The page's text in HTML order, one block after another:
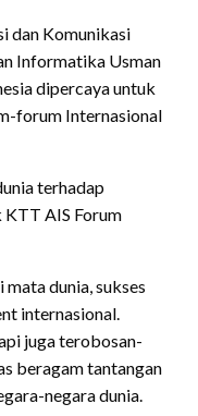
dan Komunikasi
Informatika Usman
dipercaya untuk
forum Internasional
terhadap
KTT AIS Forum
dunia, sukses
internasional.
juga terobosan-
beragam tantangan
negara dunia.